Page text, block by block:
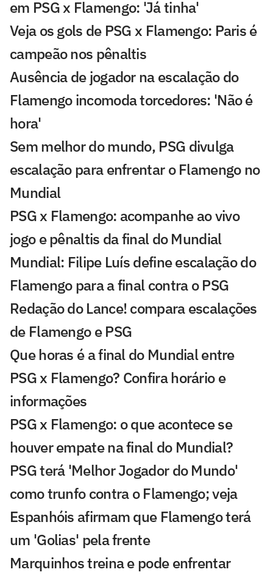
em PSG x Flamengo: 'Já tinha'
Veja os gols de PSG x Flamengo: Paris é
campeão nos pênaltis
Ausência de jogador na escalação do
Flamengo incomoda torcedores: 'Não é
hora'
Sem melhor do mundo, PSG divulga
escalação para enfrentar o Flamengo no
Mundial
PSG x Flamengo: acompanhe ao vivo
jogo e pênaltis da final do Mundial
Mundial: Filipe Luís define escalação do
Flamengo para a final contra o PSG
Redação do Lance! compara escalações
de Flamengo e PSG
Que horas é a final do Mundial entre
PSG x Flamengo? Confira horário e
informações
PSG x Flamengo: o que acontece se
houver empate na final do Mundial?
PSG terá 'Melhor Jogador do Mundo'
como trunfo contra o Flamengo; veja
Espanhóis afirmam que Flamengo terá
um 'Golias' pela frente
Marquinhos treina e pode enfrentar